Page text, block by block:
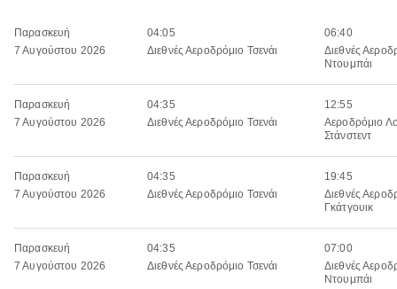
Παρασκευή
7 Αυγούστου 2026
04:05
Διεθνές Αεροδρόμιο Τσενάι
06:40
Διεθνές
Ντουμπάι
Παρασκευή
7 Αυγούστου 2026
04:35
Διεθνές Αεροδρόμιο Τσενάι
12:55
Αεροδρόμιο
Στάνστεντ
Παρασκευή
7 Αυγούστου 2026
04:35
Διεθνές Αεροδρόμιο Τσενάι
19:45
Διεθνές
Γκάτγουικ
Παρασκευή
7 Αυγούστου 2026
04:35
Διεθνές Αεροδρόμιο Τσενάι
07:00
Διεθνές
Ντουμπάι